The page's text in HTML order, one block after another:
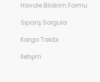
Havale Bildirim Formu
Sipariş Sorgula
Kargo Takibi
İletişim